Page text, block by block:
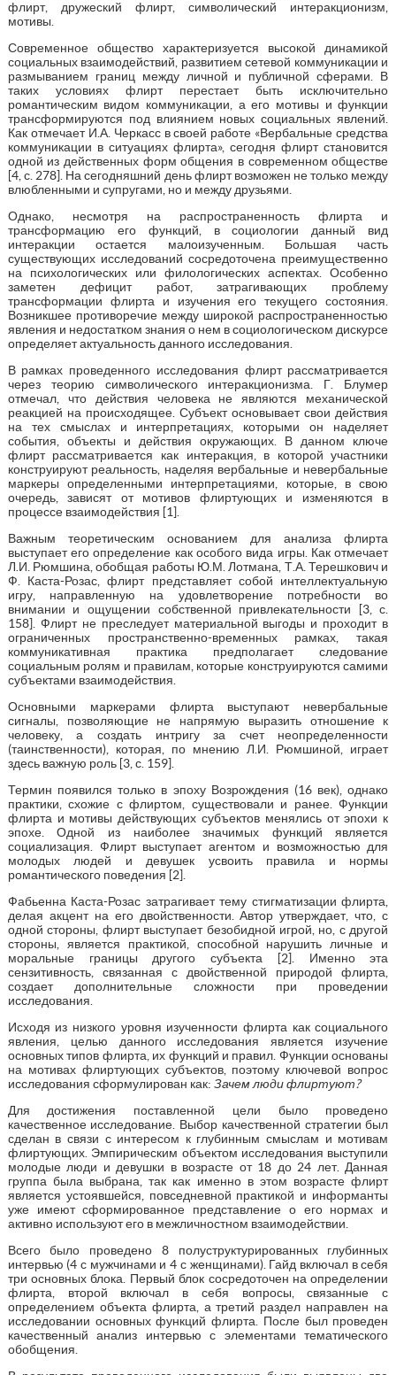
флирт, дружеский флирт, символический интеракционизм,
мотивы.
Современное общество характеризуется высокой динамикой
социальных взаимодействий, развитием сетевой коммуникации и
размыванием границ между личной и публичной сферами. В
таких условиях флирт перестает быть исключительно
романтическим видом коммуникации, а его мотивы и функции
трансформируются под влиянием новых социальных явлений.
Как отмечает И.А. Черкасс в своей работе «Вербальные средства
коммуникации в ситуациях флирта», сегодня флирт становится
одной из действенных форм общения в современном обществе
[4, с. 278]. На сегодняшний день флирт возможен не только между
влюбленными и супругами, но и между друзьями.
Однако, несмотря на распространенность флирта и
трансформацию его функций, в социологии данный вид
интеракции остается малоизученным. Большая часть
существующих исследований сосредоточена преимущественно
на психологических или филологических аспектах. Особенно
заметен дефицит работ, затрагивающих проблему
трансформации флирта и изучения его текущего состояния.
Возникшее противоречие между широкой распространенностью
явления и недостатком знания о нем в социологическом дискурсе
определяет актуальность данного исследования.
В рамках проведенного исследования флирт рассматривается
через теорию символического интеракционизма. Г. Блумер
отмечал, что действия человека не являются механической
реакцией на происходящее. Субъект основывает свои действия
на тех смыслах и интерпретациях, которыми он наделяет
события, объекты и действия окружающих. В данном ключе
флирт рассматривается как интеракция, в которой участники
конструируют реальность, наделяя вербальные и невербальные
маркеры определенными интерпретациями, которые, в свою
очередь, зависят от мотивов флиртующих и изменяются в
процессе взаимодействия [1].
Важным теоретическим основанием для анализа флирта
выступает его определение как особого вида игры. Как отмечает
Л.И. Рюмшина, обобщая работы Ю.М. Лотмана, Т.А. Терешкович и
Ф. Каста-Розас, флирт представляет собой интеллектуальную
игру, направленную на удовлетворение потребности во
внимании и ощущении собственной привлекательности [3, с.
158]. Флирт не преследует материальной выгоды и проходит в
ограниченных пространственно-временных рамках, такая
коммуникативная практика предполагает следование
социальным ролям и правилам, которые конструируются самими
субъектами взаимодействия.
Основными маркерами флирта выступают невербальные
сигналы, позволяющие не напрямую выразить отношение к
человеку, а создать интригу за счет неопределенности
(таинственности), которая, по мнению Л.И. Рюмшиной, играет
здесь важную роль [3, с. 159].
Термин появился только в эпоху Возрождения (16 век), однако
практики, схожие с флиртом, существовали и ранее. Функции
флирта и мотивы действующих субъектов менялись от эпохи к
эпохе. Одной из наиболее значимых функций является
социализация. Флирт выступает агентом и возможностью для
молодых людей и девушек усвоить правила и нормы
романтического поведения [2].
Фабьенна Каста-Розас затрагивает тему стигматизации флирта,
делая акцент на его двойственности. Автор утверждает, что, с
одной стороны, флирт выступает безобидной игрой, но, с другой
стороны, является практикой, способной нарушить личные и
моральные границы другого субъекта [2]. Именно эта
сензитивность, связанная с двойственной природой флирта,
создает дополнительные сложности при проведении
исследования.
Исходя из низкого уровня изученности флирта как социального
явления, целью данного исследования является изучение
основных типов флирта, их функций и правил. Функции основаны
на мотивах флиртующих субъектов, поэтому ключевой вопрос
исследования сформулирован как: Зачем люди флиртуют?
Для достижения поставленной цели было проведено
качественное исследование. Выбор качественной стратегии был
сделан в связи с интересом к глубинным смыслам и мотивам
флиртующих. Эмпирическим объектом исследования выступили
молодые люди и девушки в возрасте от 18 до 24 лет. Данная
группа была выбрана, так как именно в этом возрасте флирт
является устоявшейся, повседневной практикой и информанты
уже имеют сформированное представление о его нормах и
активно используют его в межличностном взаимодействии.
Всего было проведено 8 полуструктурированных глубинных
интервью (4 с мужчинами и 4 с женщинами). Гайд включал в себя
три основных блока. Первый блок сосредоточен на определении
флирта, второй включал в себя вопросы, связанные с
определением объекта флирта, а третий раздел направлен на
исследовании основных функций флирта. После был проведен
качественный анализ интервью с элементами тематического
обобщения.